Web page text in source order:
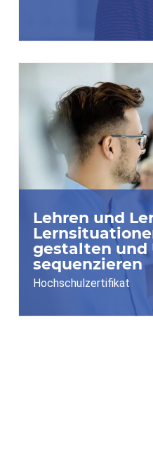
Lehren und
gestalten und
sequenzieren
Hochschulzertifikat